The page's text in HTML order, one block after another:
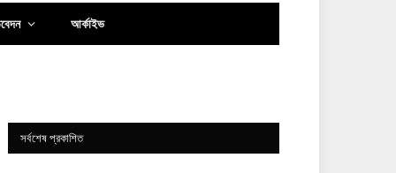
আর্কাইভ
সর্বশেষ প্রকাশিত